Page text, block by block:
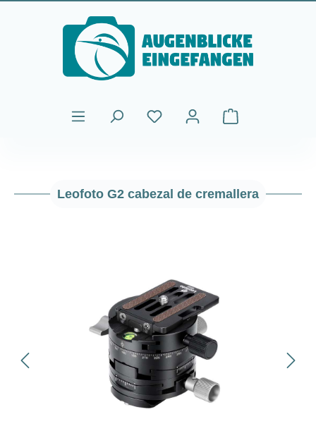
Saltar al contenido principal
El carrito de
Leofoto G2 cabezal de cremallera